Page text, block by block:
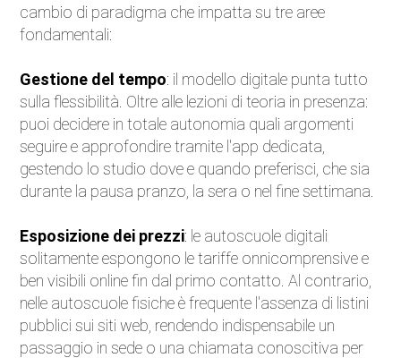
Sicurezza Stradale
cambio di paradigma che impatta su tre aree
fondamentali:
Gestione del tempo: il modello digitale punta tutto
sulla flessibilità. Oltre alle lezioni di teoria in presenza:
puoi decidere in totale autonomia quali argomenti
seguire e approfondire tramite l'app dedicata,
gestendo lo studio dove e quando preferisci, che sia
durante la pausa pranzo, la sera o nel fine settimana.
Esposizione dei prezzi: le autoscuole digitali
solitamente espongono le tariffe onnicomprensive e
ben visibili online fin dal primo contatto. Al contrario,
nelle autoscuole fisiche è frequente l'assenza di listini
pubblici sui siti web, rendendo indispensabile un
passaggio in sede o una chiamata conoscitiva per